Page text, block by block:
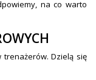
na co warto
Dzielą się